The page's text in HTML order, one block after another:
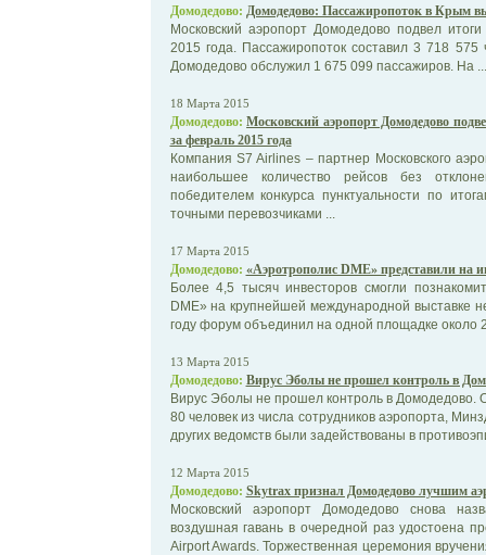
Домодедово: Домодедово: Пассажиропоток в Крым
Московский аэропорт Домодедово подвел
2015 года. Пассажиропоток составил 3 718
Домодедово обслужил 1 675 099 пассажиров. На ...
18 Марта 2015
Домодедово: Московский аэропорт Домодедово
за февраль 2015 года
Компания S7 Airlines – партнер Московского
наибольшее количество рейсов без
победителем конкурса пунктуальности по
точными перевозчиками ...
17 Марта 2015
Домодедово: «Аэротрополис DME» представили на
Более 4,5 тысяч инвесторов смогли
DME» на крупнейшей международной выставке
году форум объединил на одной площадке около
13 Марта 2015
Домодедово: Вирус Эболы не прошел контроль в
Вирус Эболы не прошел контроль в Домодедово.
80 человек из числа сотрудников аэропорта,
других ведомств были задействованы в
12 Марта 2015
Домодедово: Skytrax признал Домодедово лучшим
Московский аэропорт Домодедово снова
воздушная гавань в очередной раз удостоена
Airport Awards. Торжественная церемония